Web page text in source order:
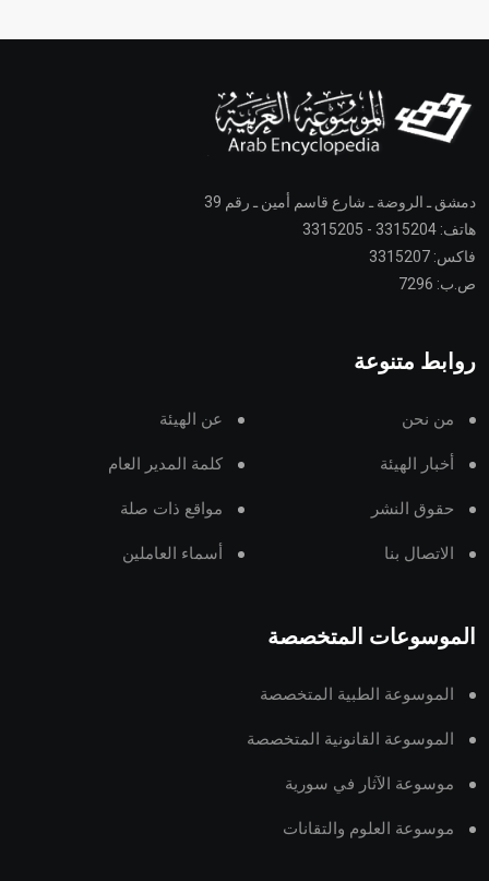
دمشق ـ الروضة ـ شارع قاسم أمين ـ رقم 39
هاتف: 3315204 - 3315205
فاكس: 3315207
ص.ب: 7296
روابط متنوعة
من نحن عن الهيئة
أخبار الهيئة كلمة المدير العام
حقوق النشر مواقع ذات صلة
الاتصال بنا أسماء العاملين
الموسوعات المتخصصة
الموسوعة الطبية المتخصصة
الموسوعة القانونية المتخصصة
موسوعة الآثار في سورية
موسوعة العلوم والتقانات